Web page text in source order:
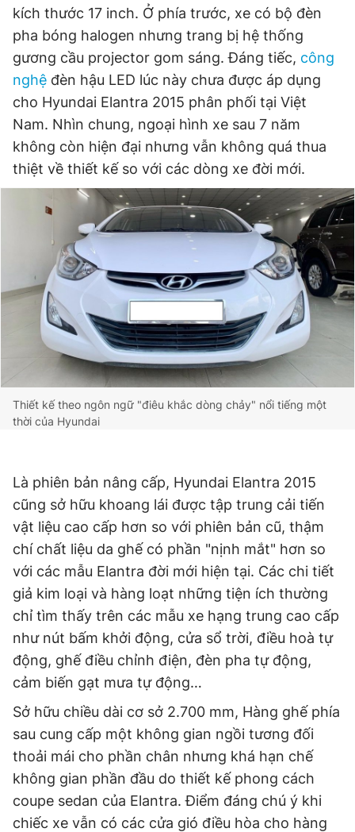
kích thước 17 inch. Ở phía trước, xe có bộ đèn
pha bóng halogen nhưng trang bị hệ thống
gương cầu projector gom sáng. Đáng tiếc, công
nghệ đèn hậu LED lúc này chưa được áp dụng
cho Hyundai Elantra 2015 phân phối tại Việt
Nam. Nhìn chung, ngoại hình xe sau 7 năm
không còn hiện đại nhưng vẫn không quá thua
thiệt về thiết kế so với các dòng xe đời mới.
Thiết kế theo ngôn ngữ "điêu khắc dòng chảy" nổi tiếng một
thời của Hyundai
Là phiên bản nâng cấp, Hyundai Elantra 2015
cũng sở hữu khoang lái được tập trung cải tiến
vật liệu cao cấp hơn so với phiên bản cũ, thậm
chí chất liệu da ghế có phần "nịnh mắt" hơn so
với các mẫu Elantra đời mới hiện tại. Các chi tiết
giả kim loại và hàng loạt những tiện ích thường
chỉ tìm thấy trên các mẫu xe hạng trung cao cấp
như nút bấm khởi động, cửa sổ trời, điều hoà tự
động, ghế điều chỉnh điện, đèn pha tự động,
cảm biến gạt mưa tự động…
Sở hữu chiều dài cơ sở 2.700 mm, Hàng ghế phía
sau cung cấp một không gian ngồi tương đối
thoải mái cho phần chân nhưng khá hạn chế
không gian phần đầu do thiết kế phong cách
coupe sedan của Elantra. Điểm đáng chú ý khi
chiếc xe vẫn có các cửa gió điều hòa cho hàng